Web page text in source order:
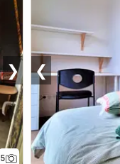
5
❯ ❮